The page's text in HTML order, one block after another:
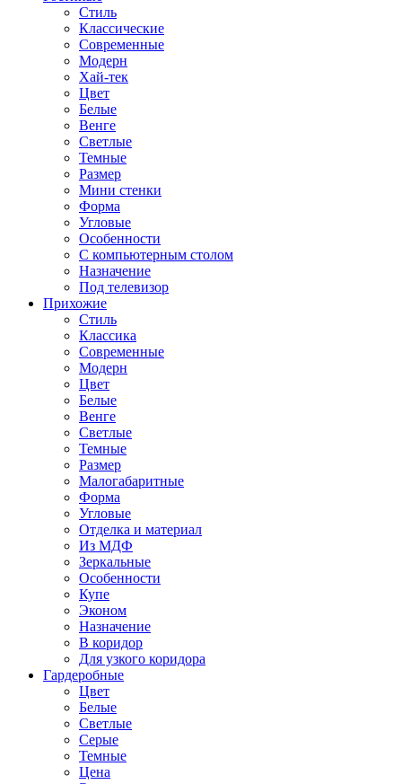
Стиль
Классические
Современные
Модерн
Хай-тек
Цвет
Белые
Венге
Светлые
Темные
Размер
Мини стенки
Форма
Угловые
Особенности
С компьютерным столом
Назначение
Под телевизор
Прихожие
Стиль
Классика
Современные
Модерн
Цвет
Белые
Венге
Светлые
Темные
Размер
Малогабаритные
Форма
Угловые
Отделка и материал
Из МДФ
Зеркальные
Особенности
Купе
Эконом
Назначение
В коридор
Для узкого коридора
Гардеробные
Цвет
Белые
Светлые
Серые
Темные
Цена